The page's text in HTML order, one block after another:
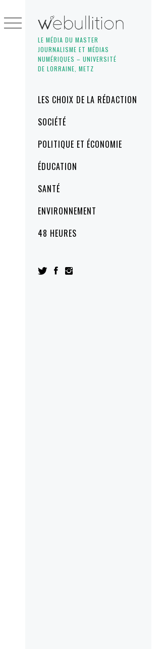
LE MÉDIA DU MASTER
JOURNALISME ET MÉDIAS
NUMÉRIQUES – UNIVERSITÉ
DE LORRAINE, METZ
MenuLES CHOIX DE LA RÉDACTION
SOCIÉTÉ
POLITIQUE ET ÉCONOMIE
ÉDUCATION
SANTÉ
ENVIRONNEMENT
48 HEURES
to
content